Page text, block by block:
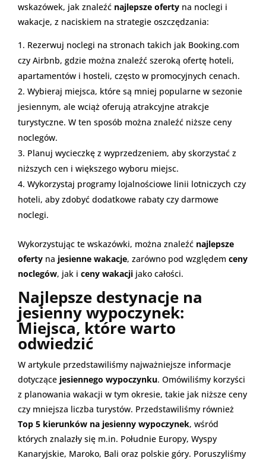
wskazówek, jak znaleźć najlepsze oferty na noclegi i
wakacje, z naciskiem na strategie oszczędzania:
Rezerwuj noclegi na stronach takich jak Booking.com
czy Airbnb, gdzie można znaleźć szeroką ofertę hoteli,
apartamentów i hosteli, często w promocyjnych cenach.
Wybieraj miejsca, które są mniej popularne w sezonie
jesiennym, ale wciąż oferują atrakcyjne atrakcje
turystyczne. W ten sposób można znaleźć niższe ceny
noclegów.
Planuj wycieczkę z wyprzedzeniem, aby skorzystać z
niższych cen i większego wyboru miejsc.
Wykorzystaj programy lojalnościowe linii lotniczych czy
hoteli, aby zdobyć dodatkowe rabaty czy darmowe
noclegi.
Wykorzystując te wskazówki, można znaleźć najlepsze
oferty na jesienne wakacje, zarówno pod względem ceny
noclegów, jak i ceny wakacji jako całości.
Najlepsze destynacje na
jesienny wypoczynek:
Miejsca, które warto
odwiedzić
W artykule przedstawiliśmy najważniejsze informacje
dotyczące jesiennego wypoczynku. Omówiliśmy korzyści
z planowania wakacji w tym okresie, takie jak niższe ceny
czy mniejsza liczba turystów. Przedstawiliśmy również
Top 5 kierunków na jesienny wypoczynek, wśród
których znalazły się m.in. Południe Europy, Wyspy
Kanaryjskie, Maroko, Bali oraz polskie góry. Poruszyliśmy